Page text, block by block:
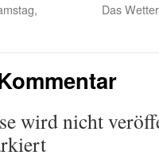
Das
wird nicht